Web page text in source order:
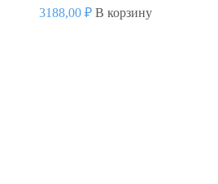
3188,00 ₽ В корзину